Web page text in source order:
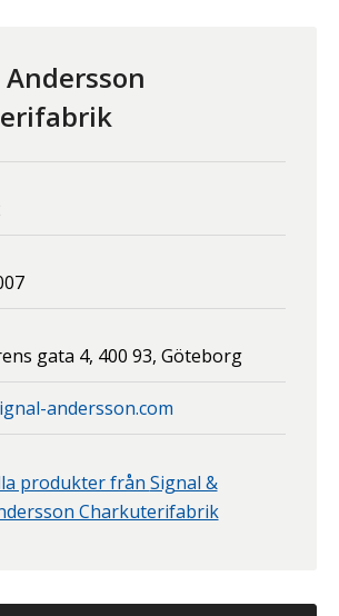
gata 4, 400 93, Göteborg
andersson.com
produkter från Signal &
Charkuterifabrik